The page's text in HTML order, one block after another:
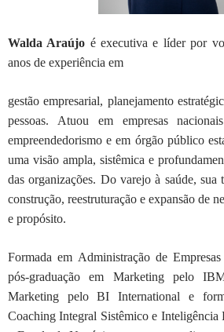
Walda Araújo é executiva e líder por
anos de experiência em
gestão empresarial, planejamento
pessoas. Atuou em empresas
empreendedorismo e em órgão público
uma visão ampla, sistêmica e
das organizações. Do varejo à saúde, sua
construção, reestruturação e expansão de
e propósito.
Formada em Administração de
pós-graduação em Marketing pelo
Marketing pelo BI International e
Coaching Integral Sistêmico e Inteligência